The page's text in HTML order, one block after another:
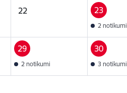
22 23
2 notikumi
29
2 notikumi
30
3 notikumi